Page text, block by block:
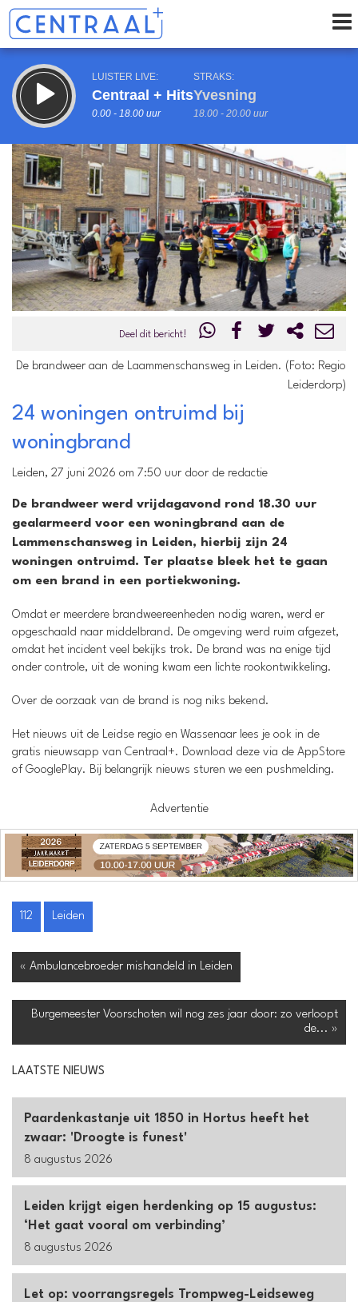
LUISTER LIVE:
Centraal + Hits
0.00 - 18.00 uur
STRAKS:
Yvesning
18.00 - 20.00 uur
Vorig uur uur 1 van 0 Volgend uur
Inklappen
Deel dit bericht!
De brandweer aan de Laammenschansweg in Leiden. (Foto: Regio
Leiderdorp)
24 woningen ontruimd bij
woningbrand
Leiden, 27 juni 2026 om 7:50 uur door de redactie
De brandweer werd vrijdagavond rond 18.30 uur
gealarmeerd voor een woningbrand aan de
Lammenschansweg in Leiden, hierbij zijn 24
woningen ontruimd. Ter plaatse bleek het te gaan
om een brand in een portiekwoning.
Omdat er meerdere brandweereenheden nodig waren, werd er
opgeschaald naar middelbrand. De omgeving werd ruim afgezet,
omdat het incident veel bekijks trok. De brand was na enige tijd
onder controle, uit de woning kwam een lichte rookontwikkeling.
Over de oorzaak van de brand is nog niks bekend.
Het nieuws uit de Leidse regio en Wassenaar lees je ook in de
gratis nieuwsapp van Centraal+. Download deze via de AppStore
of GooglePlay. Bij belangrijk nieuws sturen we een pushmelding.
Advertentie
112 Leiden
« Ambulancebroeder mishandeld in Leiden
Burgemeester Voorschoten wil nog zes jaar door: zo verloopt
de... »
LAATSTE NIEUWS
Paardenkastanje uit 1850 in Hortus heeft het
zwaar: 'Droogte is funest'
8 augustus 2026
Leiden krijgt eigen herdenking op 15 augustus:
‘Het gaat vooral om verbinding’
8 augustus 2026
Let op: voorrangsregels Trompweg-Leidseweg